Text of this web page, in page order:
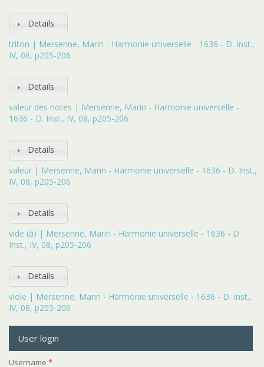
Details
triton | Mersenne, Marin - Harmonie universelle - 1636 - D. Inst.,
IV, 08, p205-206
Details
valeur des notes | Mersenne, Marin - Harmonie universelle -
1636 - D. Inst., IV, 08, p205-206
Details
valeur | Mersenne, Marin - Harmonie universelle - 1636 - D. Inst.,
IV, 08, p205-206
Details
vide (à) | Mersenne, Marin - Harmonie universelle - 1636 - D.
Inst., IV, 08, p205-206
Details
viole | Mersenne, Marin - Harmonie universelle - 1636 - D. Inst.,
IV, 08, p205-206
User login
Username *